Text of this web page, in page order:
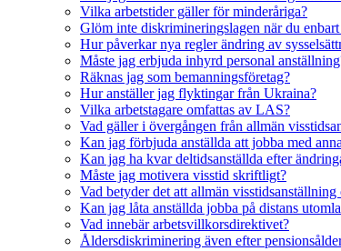
Vilka arbetstider gäller för minderåriga?
Glöm inte diskrimineringslagen när du
Hur påverkar nya regler ändring av
Måste jag erbjuda inhyrd personal
Räknas jag som bemanningsföretag?
Hur anställer jag flyktingar från Ukraina?
Vilka arbetstagare omfattas av LAS?
Vad gäller i övergången från allmän
Kan jag förbjuda anställda att jobba med
Kan jag ha kvar deltidsanställda efter
Måste jag motivera visstid skriftligt?
Vad betyder det att allmän
Kan jag låta anställda jobba på distans
Vad innebär arbetsvillkorsdirektivet?
Åldersdiskriminering även efter